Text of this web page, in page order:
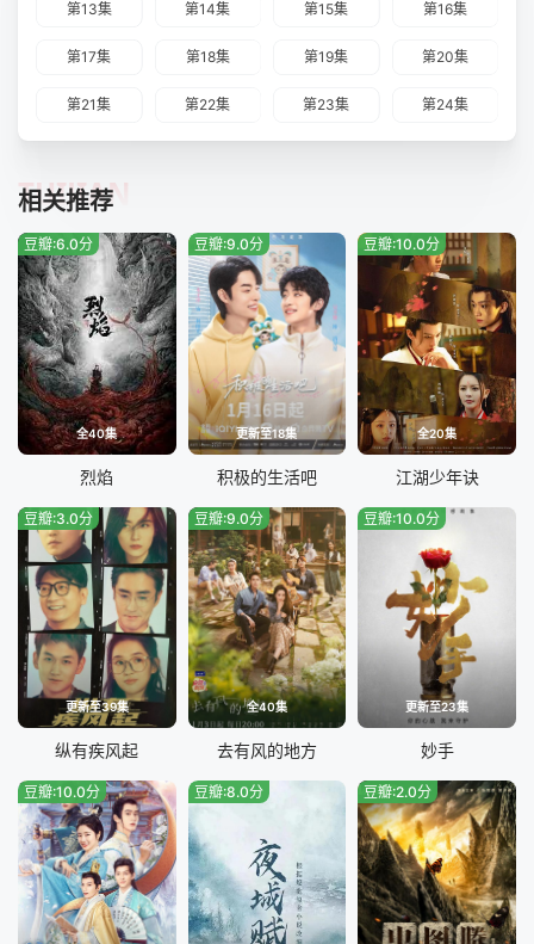
第13集 第14集 第15集 第16集
第17集 第18集 第19集 第20集
第21集 第22集 第23集 第24集
相关推荐
TUIJIAN
全40集
豆瓣:6.0分
烈焰
更新至18集
豆瓣:9.0分
积极的生活吧
全20集
豆瓣:10.0分
江湖少年诀
更新至39集
豆瓣:3.0分
纵有疾风起
全40集
豆瓣:9.0分
去有风的地方
更新至23集
豆瓣:10.0分
妙手
豆瓣:10.0分 豆瓣:8.0分 豆瓣:2.0分